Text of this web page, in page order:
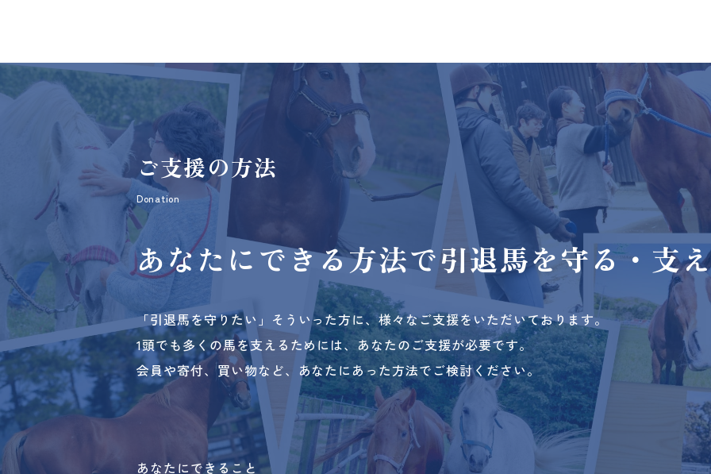
ご支援の方法
Donation
あなたにできる方法で引退馬を守る・支
「引退馬を守りたい」そういった方に、様々なご支援をいただいております。
1頭でも多くの馬を支えるためには、あなたのご支援が必要です。
会員や寄付、買い物など、あなたにあった方法でご検討ください。
あなたにできること